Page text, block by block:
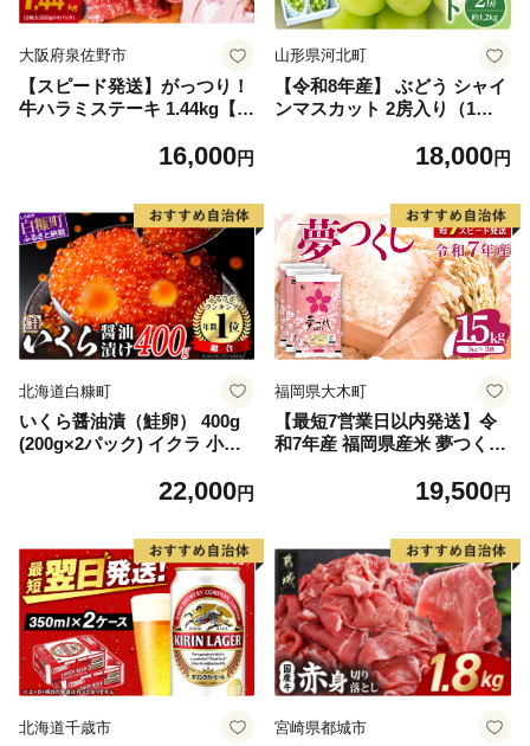
大阪府泉佐野市
【スピード発送】がっつり！
牛ハラミステーキ 1.44kg【氷
g×4パック 牛肉 すてーき 焼
16,000円
山形県河北町
【令和8年産】 ぶどう シャイ
ンマスカット 2房入り（1房6
産【山形eLab】 ka074-023-r
18,000円
北海道白糠町
いくら醤油漬（鮭卵） 400g
(200g×2パック) イクラ 小分
くら醤油漬け 鮭 鮭卵 ikura
大好評品 北海道 白糠町
22,000円
福岡県大木町
【最短7営業日以内発送】令
和7年産 福岡県産米 夢つくし
19,500円
北海道千歳市 宮崎県都城市